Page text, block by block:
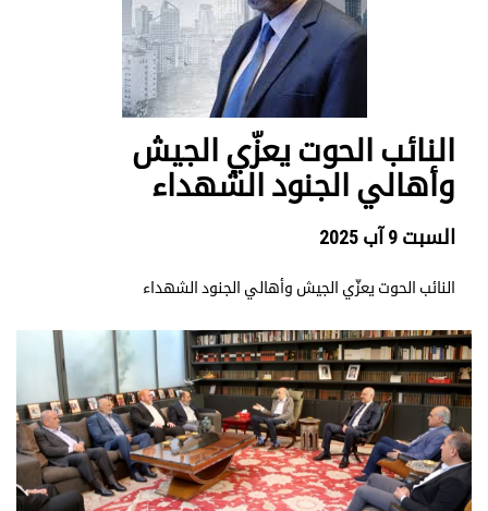
النائب الحوت يعزّي الجيش
وأهالي الجنود الشهداء
السبت 9 آب 2025
النائب الحوت يعزّي الجيش وأهالي الجنود الشهداء